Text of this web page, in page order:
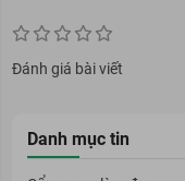
Đánh giá bài viết
Danh mục tin